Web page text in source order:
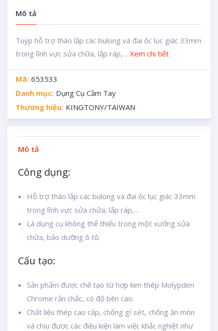
Mô tả
Tuýp hỗ trợ tháo lắp các bulong và đai ốc lục giác 33mm
trong lĩnh vực sửa chữa, lắp ráp,… Xem chi tiết
Mã: 653533
Danh mục: Dụng Cụ Cầm Tay
Thương hiệu: KINGTONY/TAIWAN
Mô tả
Công dụng:
Hỗ trợ tháo lắp các bulong và đai ốc lục giác 33mm
trong lĩnh vực sửa chữa, lắp ráp,…
Là dụng cụ không thể thiếu trong một xưởng sửa
chữa, bảo dưỡng ô tô.
Cấu tạo:
Sản phẩm được chế tạo từ hợp kim thép Molypden
Chrome rắn chắc, có độ bền cao.
Chất liệu thép cao cấp, chống gỉ sét, chống ăn mòn
và chịu được các điều kiện làm việc khắc nghiệt như